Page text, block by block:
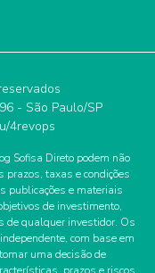
- São Paulo/SP
4revops
Sofisa Direto podem não
taxas e condições
publicações e materiais
de investimento,
de qualquer investidor. Os
com base em
uma decisão de